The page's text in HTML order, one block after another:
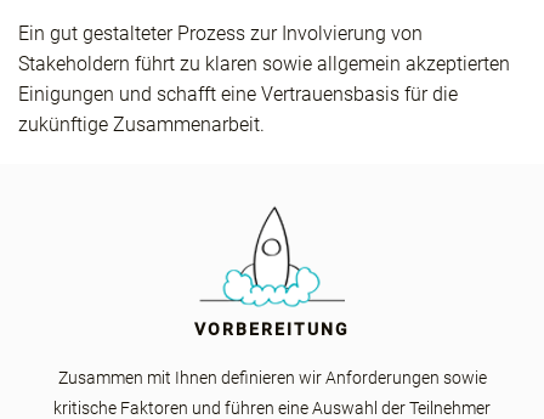
Ein gut gestalteter Prozess zur Involvierung von
Stakeholdern führt zu klaren sowie allgemein akzeptierten
Einigungen und schafft eine Vertrauensbasis für die
zukünftige Zusammenarbeit.
VORBEREITUNG
Zusammen mit Ihnen definieren wir Anforderungen sowie
kritische Faktoren und führen eine Auswahl der Teilnehmer